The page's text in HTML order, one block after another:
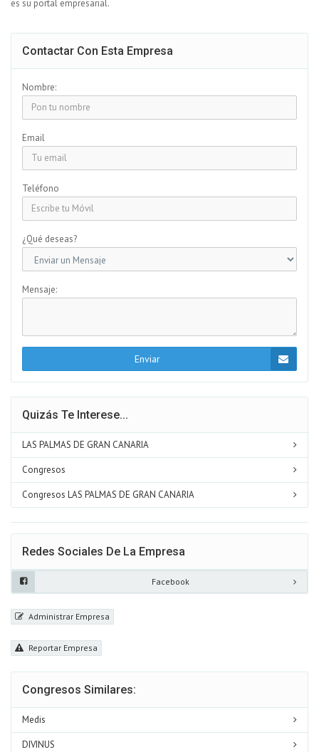
es su portal empresarial.
Contactar Con Esta Empresa
Nombre:
Email
Teléfono
¿Qué deseas?
Mensaje:
Enviar
Quizás Te Interese...
LAS PALMAS DE GRAN CANARIA
Congresos
Congresos LAS PALMAS DE GRAN CANARIA
Redes Sociales De La Empresa
Facebook
Administrar Empresa
Reportar Empresa
Congresos Similares:
Medis
DIVINUS